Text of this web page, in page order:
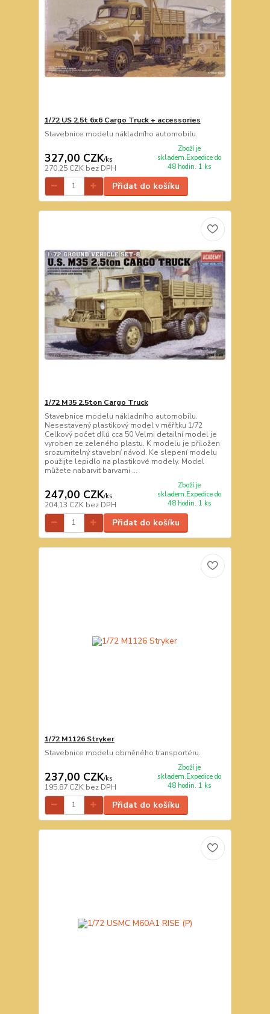
1/72 US 2.5t 6x6 Cargo Truck + accessories
Stavebnice modelu nákladního automobilu.
327,00 CZK/ks
270,25 CZK bez DPH
Zboží je
skladem.Expedice do
48 hodin. 1 ks
Přidat do košíku
1/72 M35 2.5ton Cargo Truck
Stavebnice modelu nákladního automobilu.
Nesestavený plastikový model v měřítku 1/72
Celkový počet dílů cca 50 Velmi detailní model je
vyroben ze zeleného plastu. K modelu je přiložen
srozumitelný stavební návod. Ke slepení modelu
použijte lepidlo na plastikové modely. Model
můžete nabarvit barvami ...
247,00 CZK/ks
204,13 CZK bez DPH
Zboží je
skladem.Expedice do
48 hodin. 1 ks
Přidat do košíku
1/72 M1126 Stryker
Stavebnice modelu obrněného transportéru.
237,00 CZK/ks
195,87 CZK bez DPH
Zboží je
skladem.Expedice do
48 hodin. 1 ks
Přidat do košíku